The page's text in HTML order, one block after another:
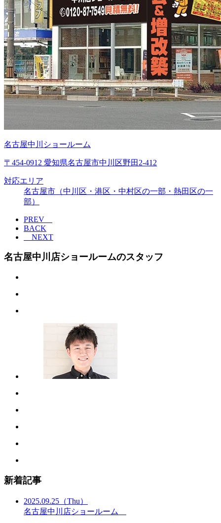
名古屋中川ショールーム
〒454-0912 愛知県名古屋市中川区野田2-412
対応エリア
名古屋市（中川区・港区・中村区の一部・熱田区の一
部）
PREV
BACK
NEXT
名古屋中川店ショールームのスタッフ
新着記事
2025.09.25 （Thu）
名古屋中川店ショールーム